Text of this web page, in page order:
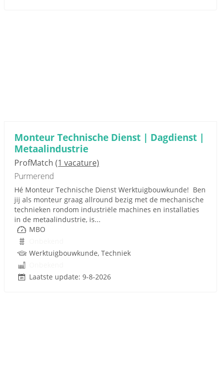
Monteur Technische Dienst | Dagdienst |
Metaalindustrie
ProfMatch (1 vacature)
Purmerend
Hé Monteur Technische Dienst Werktuigbouwkunde! Ben
jij als monteur graag allround bezig met de mechanische
technieken rondom industriële machines en installaties
in de metaalindustrie, is...
MBO
Werktuigbouwkunde, Techniek
Laatste update: 9-8-2026